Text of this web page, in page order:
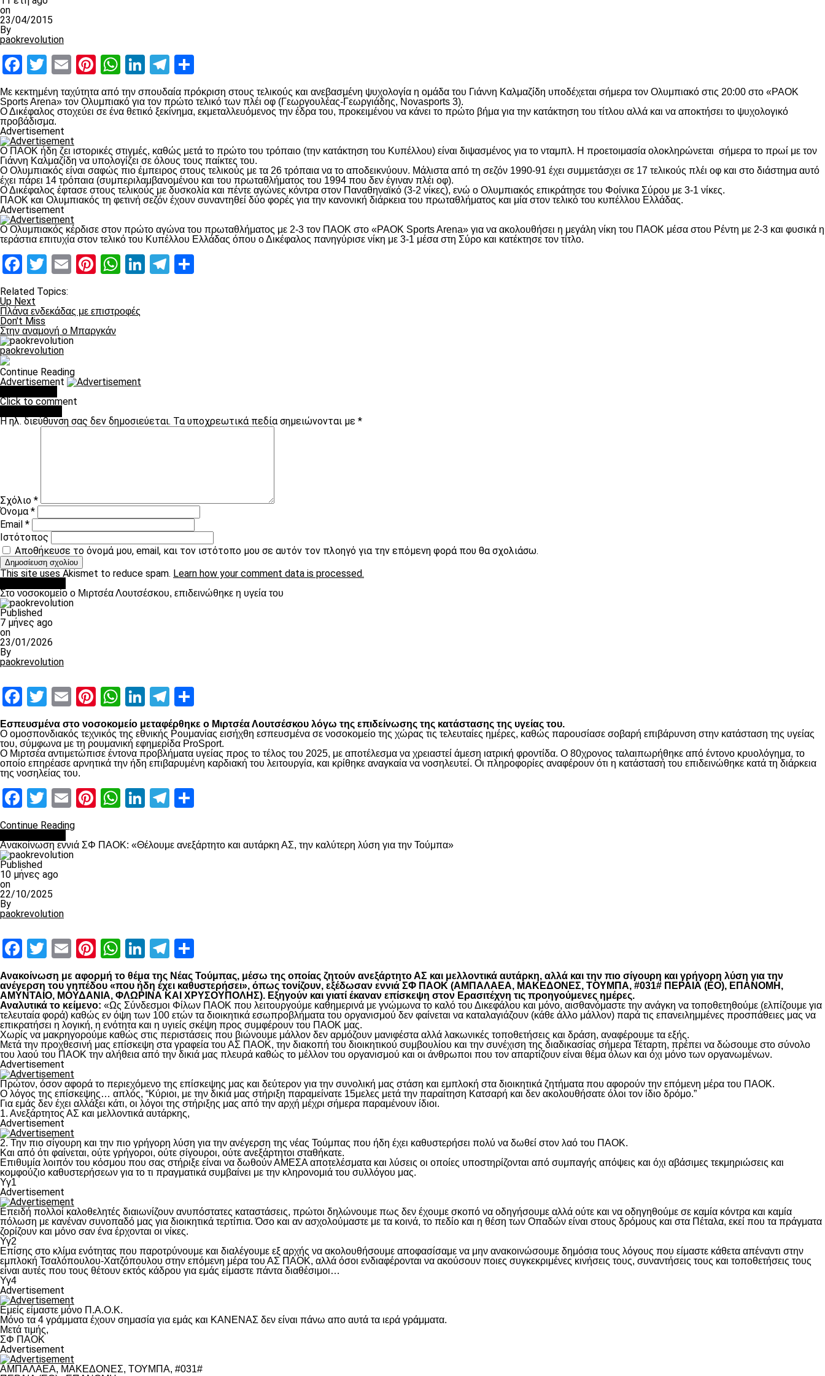
on
23/04/2015
By
paokrevolution
Facebook
Twitter
EmailPinterest
WhatsApp
LinkedIn
Telegram
Με κεκτημένη ταχύτητα από την σπουδαία πρόκριση στους τελικούς και ανεβασμένη ψυχολογία η ομάδα του Γιάννη Καλμαζίδη υποδέχεται σήμερα τον Ολυμπιακό στις 20:00 στο «PAOK
Sports Arena» τον Ολυμπιακό για τον πρώτο τελικό των πλέι οφ (Γεωργουλέας-Γεωργιάδης, Novasports 3).
Ο Δικέφαλος στοχεύει σε ένα θετικό ξεκίνημα, εκμεταλλευόμενος την έδρα του, προκειμένου να κάνει το πρώτο βήμα για την κατάκτηση του τίτλου αλλά και να αποκτήσει το ψυχολογικό
προβάδισμα.
Advertisement
Ο ΠΑΟΚ ήδη ζει ιστορικές στιγμές, καθώς μετά το πρώτο του τρόπαιο (την κατάκτηση του Κυπέλλου) είναι διψασμένος για το νταμπλ. Η προετοιμασία ολοκληρώνεται σήμερα το πρωί με τον
Γιάννη Καλμαζίδη να υπολογίζει σε όλους τους παίκτες του.
Ο Ολυμπιακός είναι σαφώς πιο έμπειρος στους τελικούς με τα 26 τρόπαια να το αποδεικνύουν. Μάλιστα από τη σεζόν 1990-91 έχει συμμετάσχει σε 17 τελικούς πλέι οφ και στο διάστημα αυτό
έχει πάρει 14 τρόπαια (συμπεριλαμβανομένου και του πρωταθλήματος του 1994 που δεν έγιναν πλέι οφ).
Ο Δικέφαλος έφτασε στους τελικούς με δυσκολία και πέντε αγώνες κόντρα στον Παναθηναϊκό (3-2 νίκες), ενώ ο Ολυμπιακός επικράτησε του Φοίνικα Σύρου με 3-1 νίκες.
ΠΑΟΚ και Ολυμπιακός τη φετινή σεζόν έχουν συναντηθεί δύο φορές για την κανονική διάρκεια του πρωταθλήματος και μία στον τελικό του κυπέλλου Ελλάδας.
Advertisement
Ο Ολυμπιακός κέρδισε στον πρώτο αγώνα του πρωταθλήματος με 2-3 τον ΠΑΟΚ στο «PAOK Sports Arena» για να ακολουθήσει η μεγάλη νίκη του ΠΑΟΚ μέσα στου Ρέντη με 2-3 και φυσικά η
τεράστια επιτυχία στον τελικό του Κυπέλλου Ελλάδας όπου ο Δικέφαλος πανηγύρισε νίκη με 3-1 μέσα στη Σύρο και κατέκτησε τον τίτλο.
Facebook
Twitter
EmailPinterest
WhatsApp
LinkedIn
Telegram
Related Topics:
Up Next
Πλάνα ενδεκάδας με επιστροφές
Don't Miss
Στην αναμονή ο Μπαργκάν
paokrevolution
Continue Reading
Advertisement
Click to comment
Η ηλ. διεύθυνση σας δεν δημοσιεύεται. Τα υποχρεωτικά πεδία σημειώνονται με *
Σχόλιο *
Όνομα*
Email *
Ιστότοπος
Αποθήκευσε το όνομά μου, email, και τον ιστότοπο μου σε αυτόν τον πλοηγό για την επόμενη φορά που θα σχολιάσω.
This site uses Akismet to reduce spam. Learn how your comment data is processed.
Στο νοσοκομείο ο Μιρτσέα Λουτσέσκου, επιδεινώθηκε η υγεία του
Published
7 μήνες ago
on
23/01/2026
By
paokrevolution
Facebook
Twitter
EmailPinterest
WhatsApp
LinkedIn
Telegram
Εσπευσμένα στο νοσοκομείο μεταφέρθηκε ο Μιρτσέα Λουτσέσκου λόγω της επιδείνωσης της κατάστασης της υγείας του.
Ο ομοσπονδιακός τεχνικός της εθνικής Ρουμανίας εισήχθη εσπευσμένα σε νοσοκομείο της χώρας τις τελευταίες ημέρες, καθώς παρουσίασε σοβαρή επιβάρυνση στην κατάσταση της υγείας
του, σύμφωνα με τη ρουμανική εφημερίδα ProSport.
Ο Μιρτσέα αντιμετώπισε έντονα προβλήματα υγείας προς το τέλος του 2025, με αποτέλεσμα να χρειαστεί άμεση ιατρική φροντίδα. Ο 80χρονος ταλαιπωρήθηκε από έντονο κρυολόγημα, το
οποίο επηρέασε αρνητικά την ήδη επιβαρυμένη καρδιακή του λειτουργία, και κρίθηκε αναγκαία να νοσηλευτεί. Οι πληροφορίες αναφέρουν ότι η κατάστασή του επιδεινώθηκε κατά τη διάρκεια
της νοσηλείας του.
Facebook
Twitter
EmailPinterest
WhatsApp
LinkedIn
Telegram
Continue Reading
Ανακοίνωση εννιά ΣΦ ΠΑΟΚ: «Θέλουμε ανεξάρτητο και αυτάρκη ΑΣ, την καλύτερη λύση για την Τούμπα»
Published
10 μήνες ago
on
22/10/2025
By
paokrevolution
Facebook
Twitter
EmailPinterest
WhatsApp
LinkedIn
Telegram
Ανακοίνωση με αφορμή το θέμα της Νέας Τούμπας, μέσω της οποίας ζητούν ανεξάρτητο ΑΣ και μελλοντικά αυτάρκη, αλλά και την πιο σίγουρη και γρήγορη λύση για την
ανέγερση του γηπέδου «που ήδη έχει καθυστερήσει», όπως τονίζουν, εξέδωσαν εννιά ΣΦ ΠΑΟΚ (ΑΜΠΑΛΑΕΑ, ΜΑΚΕΔΟΝΕΣ, ΤΟΥΜΠΑ, #031# ΠΕΡΑΙΑ (ΕΟ), ΕΠΑΝΟΜΗ,
ΑΜΥΝΤΑΙΟ, ΜΟΥΔΑΝΙΑ, ΦΛΩΡΙΝΑ ΚΑΙ ΧΡΥΣΟΥΠΟΛΗΣ). Εξηγούν και γιατί έκαναν επίσκεψη στον Ερασιτέχνη τις προηγούμενες ημέρες.
Αναλυτικά το κείμενο: «Ως Σύνδεσμοι Φίλων ΠΑΟΚ που λειτουργούμε καθημερινά με γνώμωνα το καλό του Δικεφάλου και μόνο, αισθανόμαστε την ανάγκη να τοποθετηθούμε (ελπίζουμε για
τελευταία φορά) καθώς εν όψη των 100 ετών τα διοικητικά εσωπροβλήματα του οργανισμού δεν φαίνεται να καταλαγιάζουν (κάθε άλλο μάλλον) παρά τις επανειλημμένες προσπάθειες μας να
επικρατήσει η λογική, η ενότητα και η υγιείς σκέψη προς συμφέρουν του ΠΑΟΚ μας.
Χωρίς να μακρηγορούμε καθώς στις περιστάσεις που βιώνουμε μάλλον δεν αρμόζουν μανιφέστα αλλά λακωνικές τοποθετήσεις και δράση, αναφέρουμε τα εξής.
Μετά την προχθεσινή μας επίσκεψη στα γραφεία του ΑΣ ΠΑΟΚ, την διακοπή του διοικητικού συμβουλίου και την συνέχιση της διαδικασίας σήμερα Τέταρτη, πρέπει να δώσουμε στο σύνολο
του λαού του ΠΑΟΚ την αλήθεια από την δικιά μας πλευρά καθώς το μέλλον του οργανισμού και οι άνθρωποι που τον απαρτίζουν είναι θέμα όλων και όχι μόνο των οργανωμένων.
Advertisement
Πρώτον, όσον αφορά το περιεχόμενο της επίσκεψης μας και δεύτερον για την συνολική μας στάση και εμπλοκή στα διοικητικά ζητήματα που αφορούν την επόμενη μέρα του ΠΑΟΚ.
Ο λόγος της επίσκεψης… απλός, “Κύριοι, με την δικιά μας στήριξη παραμείνατε 15μελες μετά την παραίτηση Κατσαρή και δεν ακολουθήσατε όλοι τον ίδιο δρόμο.”
Για εμάς δεν έχει αλλάξει κάτι, οι λόγοι της στήριξης μας από την αρχή μέχρι σήμερα παραμένουν ίδιοι.
1. Ανεξάρτητος ΑΣ και μελλοντικά αυτάρκης,
Advertisement
2. Την πιο σίγουρη και την πιο γρήγορη λύση για την ανέγερση της νέας Τούμπας που ήδη έχει καθυστερήσει πολύ να δωθεί στον λαό του ΠΑΟΚ.
Και από ότι φαίνεται, ούτε γρήγοροι, ούτε σίγουροι, ούτε ανεξάρτητοι σταθήκατε.
Επιθυμία λοιπόν του κόσμου που σας στήριξε είναι να δωθούν ΑΜΕΣΑ αποτελέσματα και λύσεις οι οποίες υποστηρίζονται από συμπαγής απόψεις και όχι αβάσιμες τεκμηριώσεις και
κομφούζιο καθυστερήσεων για το τι πραγματικά συμβαίνει με την κληρονομιά του συλλόγου μας.
Υγ1
Advertisement
Επειδή πολλοί καλοθελητές διαιωνίζουν ανυπόστατες καταστάσεις, πρώτοι δηλώνουμε πως δεν έχουμε σκοπό να οδηγήσουμε αλλά ούτε και να οδηγηθούμε σε καμία κόντρα και καμία
πόλωση με κανέναν συνοπαδό μας για διοικητικά τερτίπια. Όσο και αν ασχολούμαστε με τα κοινά, το πεδίο και η θέση των Οπαδών είναι στους δρόμους και στα Πέταλα, εκεί που τα πράγματα
ζορίζουν και μόνο σαν ένα έρχονται οι νίκες.
Υγ2
Επίσης στο κλίμα ενότητας που παροτρύνουμε και διαλέγουμε εξ αρχής να ακολουθήσουμε αποφασίσαμε να μην ανακοινώσουμε δημόσια τους λόγους που είμαστε κάθετα απέναντι στην
εμπλοκή Τσαλόπουλου-Χατζόπουλου στην επόμενη μέρα του ΑΣ ΠΑΟΚ, αλλά όσοι ενδιαφέρονται να ακούσουν ποιες συγκεκριμένες κινήσεις τους, συναντήσεις τους και τοποθετήσεις τους
είναι αυτές που τους θέτουν εκτός κάδρου για εμάς είμαστε πάντα διαθέσιμοι…
Υγ4
Advertisement
Εμείς είμαστε μόνο Π.Α.Ο.Κ.
Μόνο τα 4 γράμματα έχουν σημασία για εμάς και ΚΑΝΕΝΑΣ δεν είναι πάνω απο αυτά τα ιερά γράμματα.
Μετά τιμής,
ΣΦ ΠΑΟΚ
Advertisement
ΑΜΠΑΛΑΕΑ, ΜΑΚΕΔΟΝΕΣ, ΤΟΥΜΠΑ, #031#